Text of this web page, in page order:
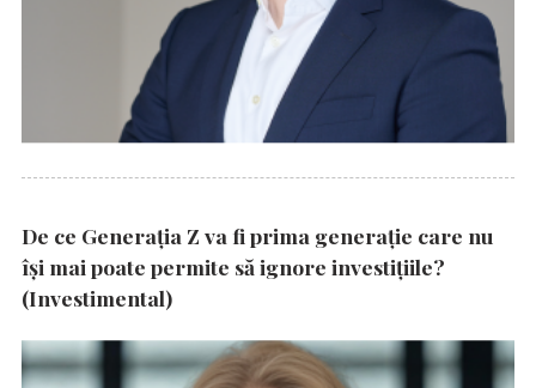
De ce Generația Z va fi prima generație care nu
își mai poate permite să ignore investițiile?
(Investimental)